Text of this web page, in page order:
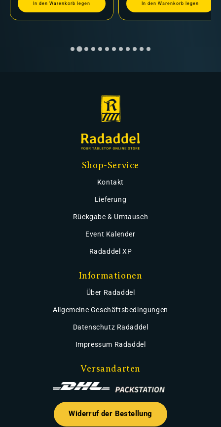
In den Warenkorb legen In den Warenkorb legen
Shop-Service
Kontakt
Lieferung
Rückgabe & Umtausch
Event Kalender
Radaddel XP
Informationen
Über Radaddel
Allgemeine Geschäftsbedingungen
Datenschutz Radaddel
Impressum Radaddel
Versandarten
Widerruf der Bestellung